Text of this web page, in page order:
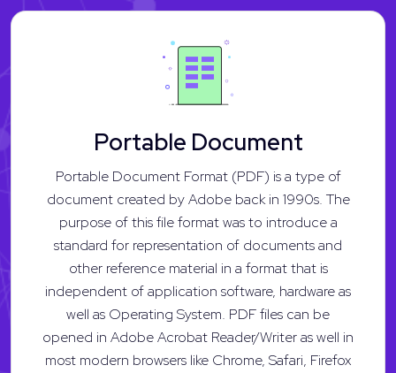
Portable Document
Portable Document Format (PDF) is a type of
document created by Adobe back in 1990s. The
purpose of this file format was to introduce a
standard for representation of documents and
other reference material in a format that is
independent of application software, hardware as
well as Operating System. PDF files can be
opened in Adobe Acrobat Reader/Writer as well in
most modern browsers like Chrome, Safari, Firefox